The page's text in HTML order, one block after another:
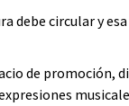
debe circular y
de promoción,